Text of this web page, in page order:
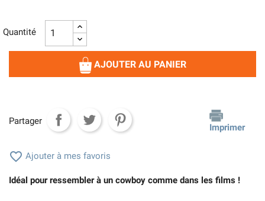
Quantité
AJOUTER AU PANIER
Partager
Imprimer
 Ajouter à mes favoris
Idéal pour ressembler à un cowboy comme dans les films !